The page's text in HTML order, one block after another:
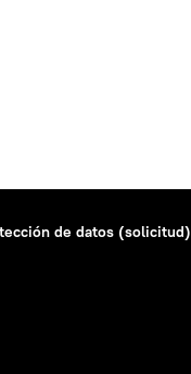
de datos (solicitud)